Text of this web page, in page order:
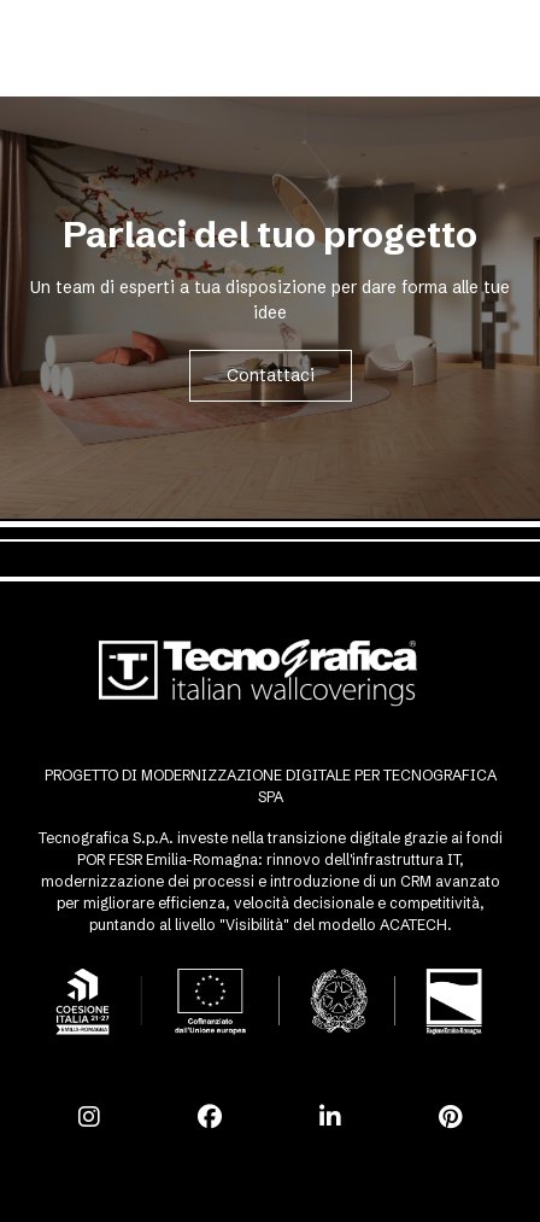
Parlaci del tuo progetto
Un team di esperti a tua disposizione per dare forma alle tue
idee
Contattaci
PROGETTO DI MODERNIZZAZIONE DIGITALE PER TECNOGRAFICA
SPA
Tecnografica S.p.A. investe nella transizione digitale grazie ai fondi
POR FESR Emilia-Romagna: rinnovo dell'infrastruttura IT,
modernizzazione dei processi e introduzione di un CRM avanzato
per migliorare efficienza, velocità decisionale e competitività,
puntando al livello "Visibilità" del modello ACATECH.